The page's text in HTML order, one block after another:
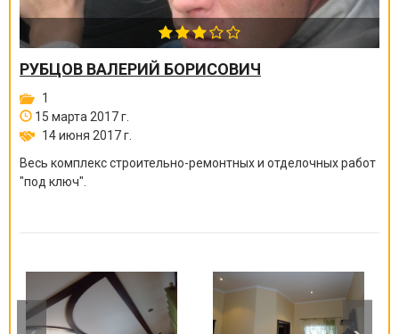
РУБЦОВ ВАЛЕРИЙ БОРИСОВИЧ
1
15 марта 2017 г.
14 июня 2017 г.
Весь комплекс строительно-ремонтных и отделочных работ
"под ключ".